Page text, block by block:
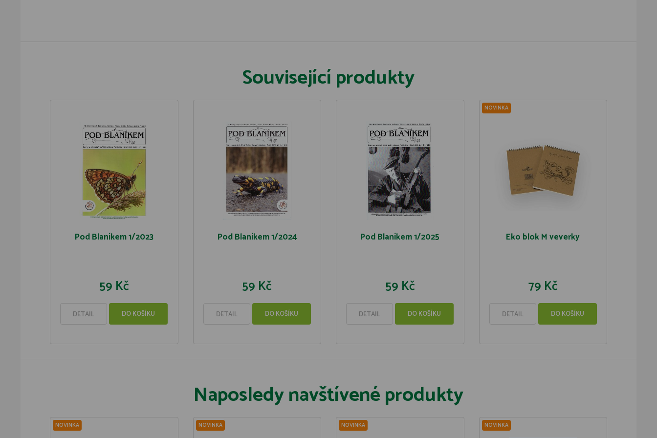
Související produkty
Pod Blaníkem 1/2023
59 Kč
DETAIL DO KOŠÍKU
Pod Blaníkem 1/2024
59 Kč
DETAIL DO KOŠÍKU
Pod Blaníkem 1/2025
59 Kč
DETAIL DO KOŠÍKU
NOVINKA
Eko blok M veverky
79 Kč
DETAIL DO KOŠÍKU
Naposledy navštívené produkty
NOVINKA NOVINKA NOVINKA NOVINKA